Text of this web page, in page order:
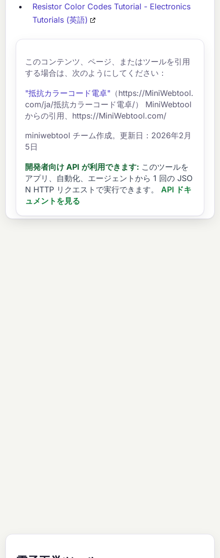
Resistor Color Codes Tutorial - Electronics
Tutorials (英語)
このコンテンツ、ページ、またはツールを引用
する場合は、次のようにしてください：
"抵抗カラーコード電卓" （https://MiniWebtool.
com/ja/抵抗カラーコード電卓/） MiniWebtool
からの引用、https://MiniWebtool.com/
miniwebtool チーム作成。更新日：2026年2月
5日
開発者向け API が利用できます: このツールを
アプリ、自動化、エージェントから 1 回の JSO
N HTTP リクエストで実行できます。
API ドキ
ュメントを見る